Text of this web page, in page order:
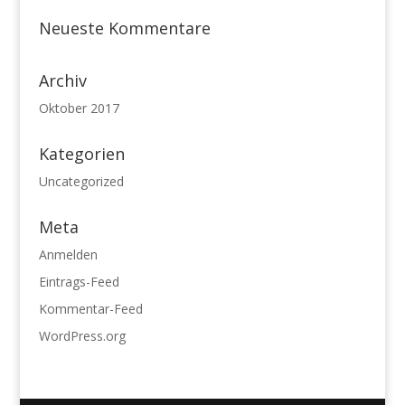
Neueste Kommentare
Archiv
Oktober 2017
Kategorien
Uncategorized
Meta
Anmelden
Eintrags-Feed
Kommentar-Feed
WordPress.org